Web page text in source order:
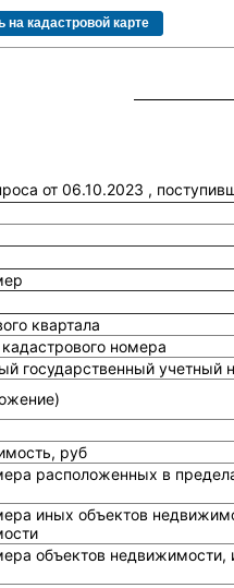
от 06.10.2023 ,
квартала
номера
государственный учетный
руб
расположенных в
иных объектов
объектов недвижимости,